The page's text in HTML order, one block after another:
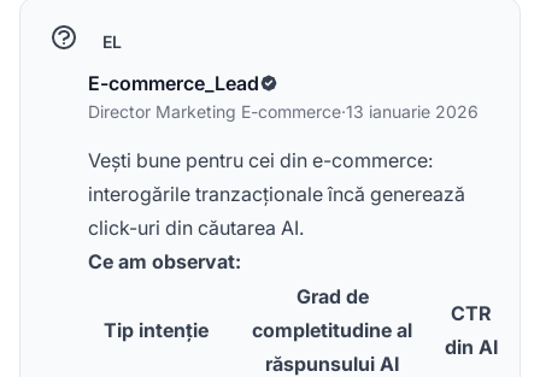
EL
E-commerce_Lead
Director Marketing E-commerce·13 ianuarie 2026
Vești bune pentru cei din e-commerce:
interogările tranzacționale încă generează
click-uri din căutarea AI.
Ce am observat:
Tip intenție
Grad de
completitudine al
răspunsului AI
CTR
din AI